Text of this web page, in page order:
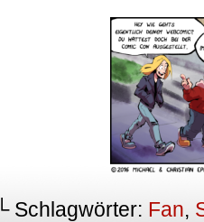
└ Schlagwörter: Fan,